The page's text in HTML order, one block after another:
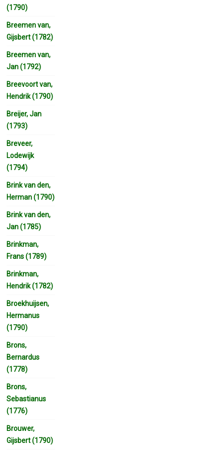
(1790)
Breemen van,
Gijsbert (1782)
Breemen van,
Jan (1792)
Breevoort van,
Hendrik (1790)
Breijer, Jan
(1793)
Breveer,
Lodewijk
(1794)
Brink van den,
Herman (1790)
Brink van den,
Jan (1785)
Brinkman,
Frans (1789)
Brinkman,
Hendrik (1782)
Broekhuijsen,
Hermanus
(1790)
Brons,
Bernardus
(1778)
Brons,
Sebastianus
(1776)
Brouwer,
Gijsbert (1790)